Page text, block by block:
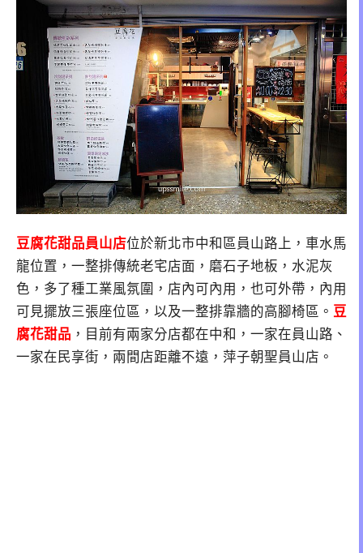
豆腐花甜品員山店位於新北市中和區員山路上，車水馬
龍位置 ，一整排傳統老宅店面，磨石子地板，水泥灰
色，多了種工業風氛圍，店內可內用，也可外帶，內用
可見擺放三張座位區，以及一整排靠牆的高腳椅區。 豆
腐花甜品 ，目前有兩家分店都在中和，一家在員山路、
一家在民享街，兩間店距離不遠，萍子朝聖員山店。